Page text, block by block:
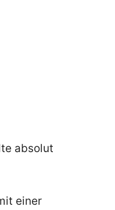
absolut
einer